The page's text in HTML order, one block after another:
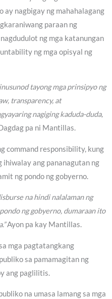
ay nagbigay ng mahahalagang
paraan ng
ng mga katanungan
ng mga opisyal ng
tayong mga prinsipyo ng
transparency, at
nagiging kaduda-duda,
pa ni Mantillas.
command responsibility, kung
ihiwalay ang pananagutan ng
ng pondo ng gobyerno.
na hindi nalalaman ng
ng gobyerno, dumaraan ito
Ayon pa kay Mantillas.
mga pagtatangkang
sa pamamagitan ng
ang paglilitis.
na umasa lamang sa mga